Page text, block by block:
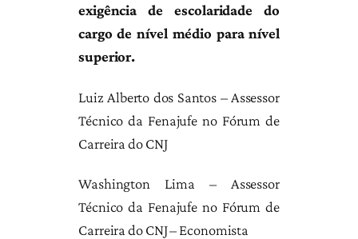
exigência de escolaridade do
cargo de nível médio para nível
superior.
Luiz Alberto dos Santos – Assessor
Técnico da Fenajufe no Fórum de
Carreira do CNJ
Washington Lima – Assessor
Técnico da Fenajufe no Fórum de
Carreira do CNJ – Economista